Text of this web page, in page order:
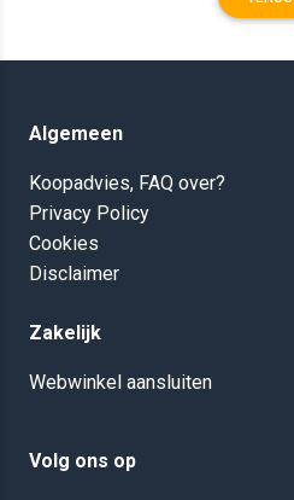
Algemeen
Koopadvies, FAQ over?
Privacy Policy
Cookies
Disclaimer
Zakelijk
Webwinkel aansluiten
Volg ons op